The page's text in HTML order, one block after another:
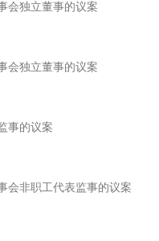
独立董事的议案
独立董事的议案
事的议案
非职工代表监事的议案